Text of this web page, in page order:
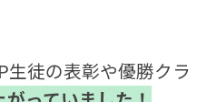
生徒の表彰や優勝クラ